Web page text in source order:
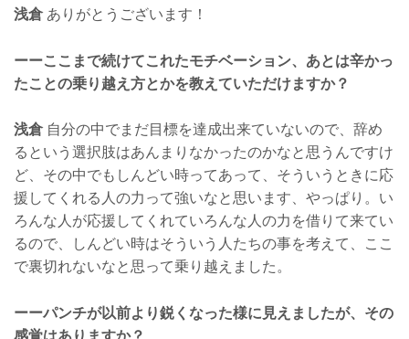
浅倉ありがとうございます！
ーーここまで続けてこれたモチベーション、あとは辛かっ
たことの乗り越え方とかを教えていただけますか？
浅倉自分の中でまだ目標を達成出来ていないので、辞め
るという選択肢はあんまりなかったのかなと思うんですけ
ど、その中でもしんどい時ってあって、そういうときに応
援してくれる人の力って強いなと思います、やっぱり。い
ろんな人が応援してくれていろんな人の力を借りて来てい
るので、しんどい時はそういう人たちの事を考えて、ここ
で裏切れないなと思って乗り越えました。
ーーパンチが以前より鋭くなった様に見えましたが、その
感覚はありますか？